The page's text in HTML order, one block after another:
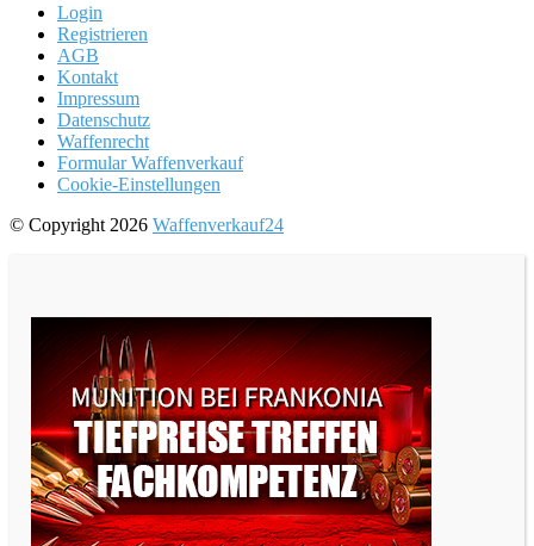
Login
Registrieren
AGB
Kontakt
Impressum
Datenschutz
Waffenrecht
Formular Waffenverkauf
Cookie-Einstellungen
© Copyright 2026 Waffenverkauf24